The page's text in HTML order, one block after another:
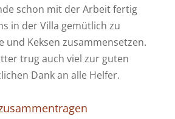
schon mit der Arbeit fertig
in der Villa gemütlich zu
und Keksen zusammensetzen.
trug auch viel zur guten
Dank an alle Helfer.